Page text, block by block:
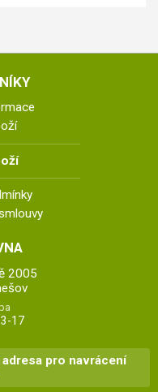
2005
17
pro navrácení